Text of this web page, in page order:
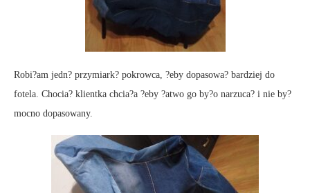
Robi?am jedn? przymiark? pokrowca, ?eby dopasowa? bardziej do
fotela. Chocia? klientka chcia?a ?eby ?atwo go by?o narzuca? i nie by?
mocno dopasowany.